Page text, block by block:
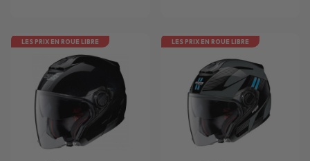
LES PRIX EN ROUE LIBRE LES PRIX EN ROUE LIBRE